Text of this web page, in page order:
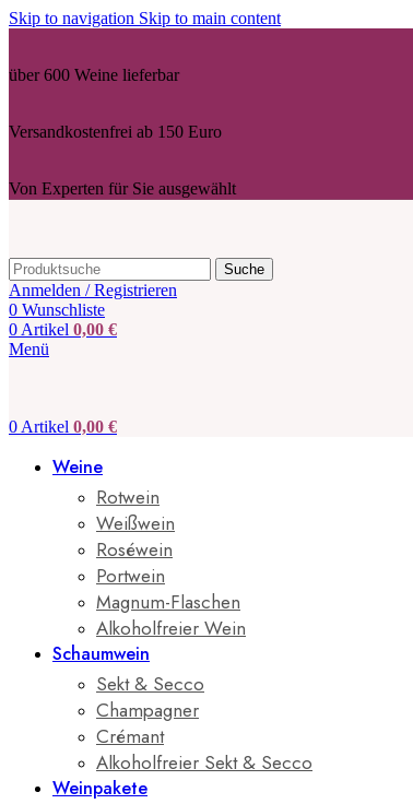
Skip to navigation Skip to main content
über 600 Weine lieferbar
Versandkostenfrei ab 150 Euro
Von Experten für Sie ausgewählt
Suche
Anmelden / Registrieren
0 Wunschliste
0 Artikel 0,00 €
Menü
0 Artikel 0,00 €
Weine
Rotwein
Weißwein
Roséwein
Portwein
Magnum-Flaschen
Alkoholfreier Wein
Schaumwein
Sekt & Secco
Champagner
Crémant
Alkoholfreier Sekt & Secco
Weinpakete